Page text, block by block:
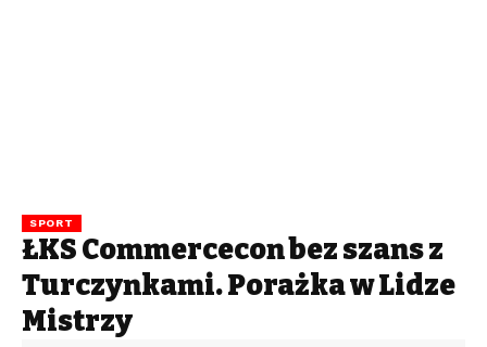
SPORT
ŁKS Commercecon bez szans z
Turczynkami. Porażka w Lidze
Mistrzyń